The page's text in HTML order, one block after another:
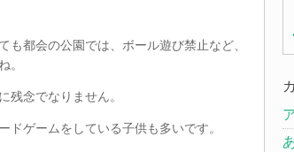
都会の公園では、ボール遊び禁止など、
。
残念でなりません。
ゲームをしている子供も多いです。